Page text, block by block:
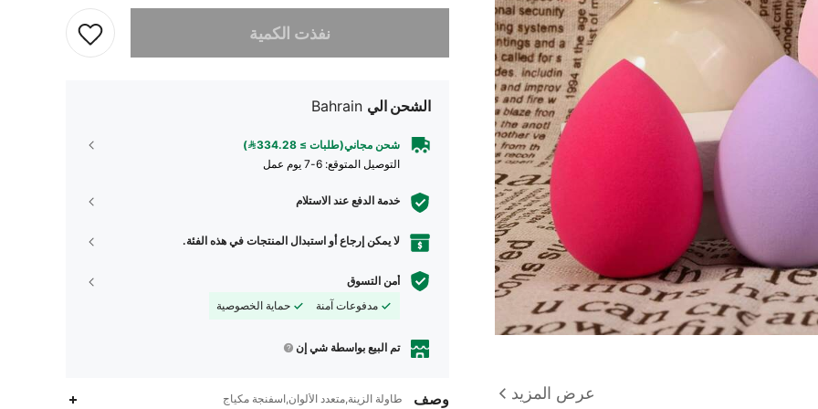
عرض المزيد
نفذت الكمية
الشحن الي Bahrain
شحن مجاني(طلبات ≥ 334.28)
التوصيل المتوقع: 6-7 يوم عمل
خدمة الدفع عند الاستلام
لا يمكن إرجاع أو استبدال المنتجات في هذه الفئة.
أمن التسوق
مدفوعات آمنة
حماية الخصوصية
تم البيع بواسطة شي إن
وصف طاولة الزينة,متعدد الألوان,اسفنجة مكياج